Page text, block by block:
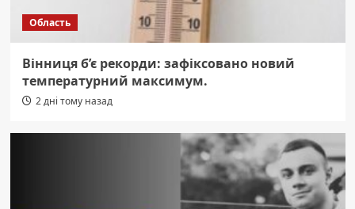
Область
Вінниця б’є рекорди: зафіксовано новий
температурний максимум.
2 дні тому назад